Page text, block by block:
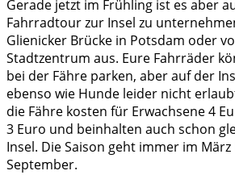
Gerade jetzt im Frühling ist es aber
Fahrradtour zur Insel zu
Glienicker Brücke in Potsdam oder
Stadtzentrum aus. Eure Fahrräder
bei der Fähre parken, aber auf der
ebenso wie Hunde leider nicht
die Fähre kosten für Erwachsene 4
3 Euro und beinhalten auch schon
Insel. Die Saison geht immer im
September.